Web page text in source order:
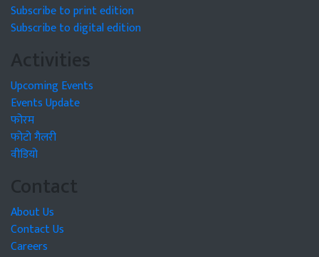
Subscribe to print edition
Subscribe to digital edition
Activities
Upcoming Events
Events Update
फोरम
फोटो गैलरी
वीडियो
Contact
About Us
Contact Us
Careers